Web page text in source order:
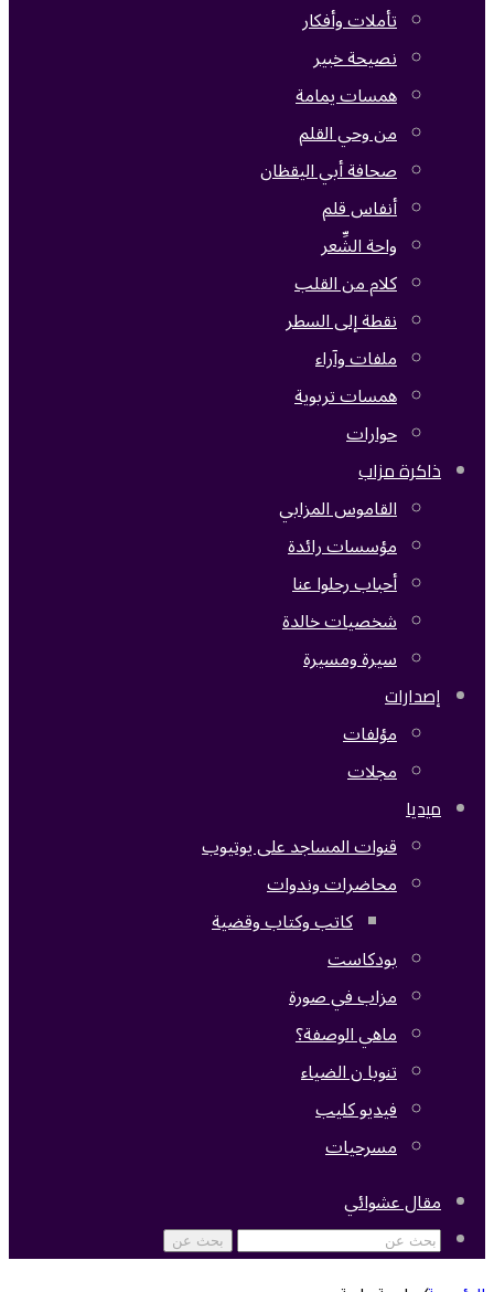
تأملات وأفكار
نصيحة خبير
همسات يمامة
من وحي القلم
صحافة أبي اليقظان
أنفاس قلم
واحة الشِّعر
كلام من القلب
نقطة إلى السطر
ملفات وآراء
همسات تربوية
حوارات
ذاكرة مزاب
القاموس المزابي
مؤسسات رائدة
أحباب رحلوا عنا
شخصيات خالدة
سيرة ومسيرة
إصدارات
مؤلفات
مجلات
ميديا
قنوات المساجد على يوتيوب
محاضرات وندوات
كاتب وكتاب وقضية
بودكاست
مزاب في صورة
ماهي الوصفة؟
تنوبا ن الضياء
فيديو كليب
مسرحيات
مقال عشوائي
بحث عن